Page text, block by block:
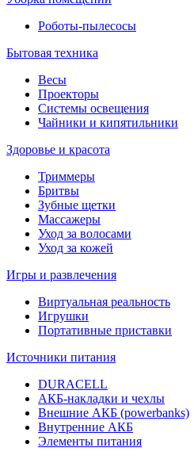
Роботы-пылесосы
Бытовая техника
Весы
Проекторы
Системы освещения
Чайники и кипятильники
Здоровье и красота
Триммеры
Бритвы
Зубные щетки
Массажеры
Уход за волосами
Уход за кожей
Игры и развлечения
Виртуальная реальность
Игрушки
Портативные приставки
Источники питания
DURACELL
АКБ-накладки и чехлы
Внешние АКБ (powerbanks)
Внутренние АКБ
Элементы питания